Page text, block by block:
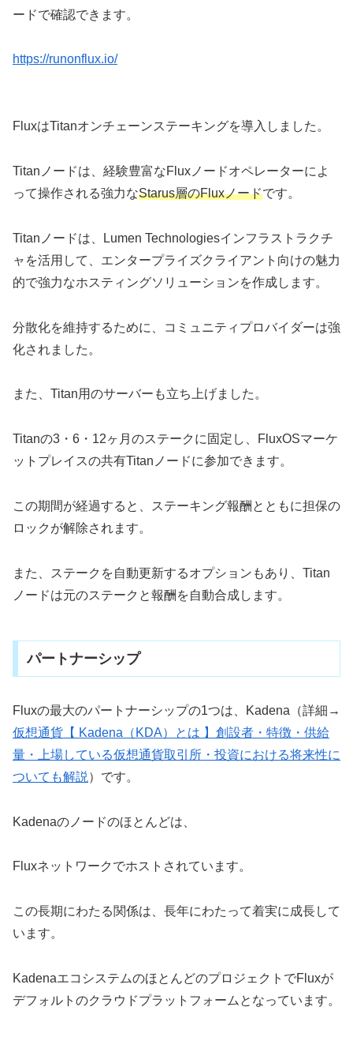
ードで確認できます。
https://runonflux.io/
FluxはTitanオンチェーンステーキングを導入しました。
Titanノードは、経験豊富なFluxノードオペレーターによ
って操作される強力なStarus層のFluxノードです。
Titanノードは、Lumen Technologiesインフラストラクチ
ャを活用して、エンタープライズクライアント向けの魅力
的で強力なホスティングソリューションを作成します。
分散化を維持するために、コミュニティプロバイダーは強
化されました。
また、Titan用のサーバーも立ち上げました。
Titanの3・6・12ヶ月のステークに固定し、FluxOSマーケ
ットプレイスの共有Titanノードに参加できます。
この期間が経過すると、ステーキング報酬とともに担保の
ロックが解除されます。
また、ステークを自動更新するオプションもあり、Titan
ノードは元のステークと報酬を自動合成します。
パートナーシップ
Fluxの最大のパートナーシップの1つは、Kadena（詳細→
仮想通貨【 Kadena（KDA）とは 】創設者・特徴・供給
量・上場している仮想通貨取引所・投資における将来性に
ついても解説 ）です。
Kadenaのノードのほとんどは、
Fluxネットワークでホストされています。
この長期にわたる関係は、長年にわたって着実に成長して
います。
KadenaエコシステムのほとんどのプロジェクトでFluxが
デフォルトのクラウドプラットフォームとなっています。